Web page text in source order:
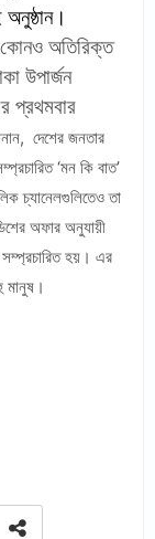
কোনও অতিরিক্ত
উপার্জন
প্রথমবার
দেশের জনতার
‘মন কি বাত’
চ্যানেলগুলিতেও তা
অফার অনুযায়ী
সম্প্রচারিত হয়। এর
মানুষ।